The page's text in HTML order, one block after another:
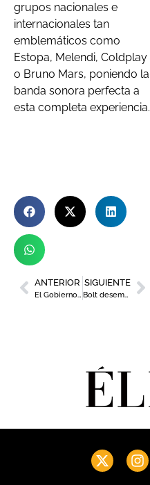
grupos nacionales e
internacionales tan
emblemáticos como
Estopa, Melendi, Coldplay
o Bruno Mars, poniendo la
banda sonora perfecta a
esta completa experiencia.
ANTERIOR
El Gobierno regional apoya la cultura con ayudas de 100.000 euros para las salas de música en vivo
SIGUIENTE
Bolt desembarca en Murcia con una flota 100% eléctrica